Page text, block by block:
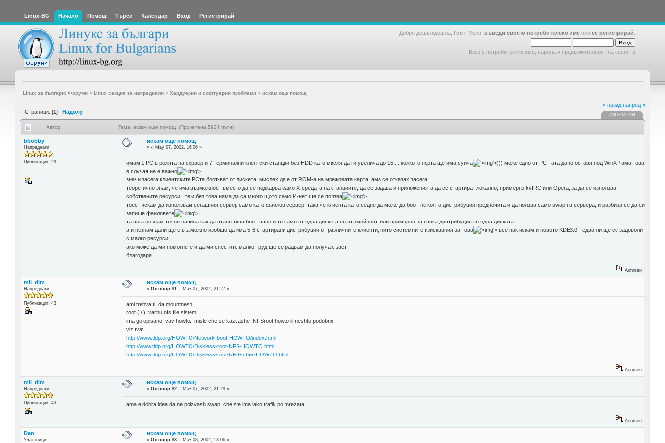
Linux-BG Начало Помощ Търси Календар Вход Регистрирай
Добре дошъл/дошла, Гост . Моля, въведи своето потребителско име или се регистрирай
Влез с потребителско име, парола и продължителност на сесията
Linux за българи: Форуми> Linux секция за напреднали> Хардуерни и софтуерни проблеми> искам още помощ
Страници: [1] Надолу
« назад напред »
ИЗПЕЧАТАЙ
Автор Тема: искам още помощ (Прочетена 5924 пъти)
bbobby
Напреднали
Публикации: 29
искам още помощ
«-: May 07, 2002, 16:06 »
имам 1 PC в ролята на сервер и 7 терминални клентски станции без HDD като мисля да ги увелича до 15 ... колкото порта ще има суича '>))) може едно от PC-тата да го оставя под WinXP ама това
в случая не е важно
'>
значи засега клиентските PCта боот-ват от дискета, мислех да е от ROM-а на мрежовата карта, ама се отказах засега.
теоретично знам, че има възможност вместо да се подкарва само Х-средата на станциите, да се задава и приложенията да се стартират локално, примерно kvIRC или Opera, за да се използват
собствените ресурси...те и без това няма да са много щото само И-нет ще се ползва
'>
тоест искам да използвам сегашния сервер само като фаилов сервер, така че клиента като седне да може да боот-не която дистрибуция предпочита и да ползва само swap на сервера, и разбира се да си
запише фаиловете
'>
та сега незнам точно начина как да стане това боот-ване и то само от една дискета по възмойност, или примерно за всяка дистрибуция по една дискета.
а и незнам дали ще е възможно изобщо да има 5-6 стартирани дистрибуции от различните клиенти, нито системните изисквания за това
'> все пак искам и новото KDE3.0 - едва ли ще се задоволи
с малко ресурси
ако може да ми помогнете и да ми спестите малко труд ще се радвам да получа съвет
благодаря
Активен
mil_dim
Напреднали
Публикации: 43
искам още помощ
«Отговор #1 -: May 07, 2002, 21:27 »
ami trebva ti da mountnesh
root ( / ) varhu nfs file sistem.
ima go opisano vav howto. misle che se kazvashe NFSroot howto ili neshto podobno
viz tva:
http://www.tldp.org/HOWTO/Network-boot-HOWTO/index.html
http://www.tldp.org/HOWTO/Diskless-root-NFS-HOWTO.html
http://www.tldp.org/HOWTO/Diskless-root-NFS-other-HOWTO.html
Активен
mil_dim
Напреднали
Публикации: 43
искам още помощ
«Отговор #2 -: May 07, 2002, 21:29 »
ama e dobra idea da ne polzvash swap, che ste ima iako trafik po mrezata
Активен
Dan
Участници
искам още помощ
«Отговор #3 -: May 08, 2002, 13:06 »